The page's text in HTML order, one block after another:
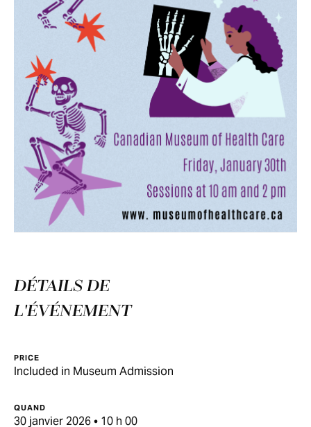
DÉTAILS DE
L'ÉVÉNEMENT
PRICE
Included in Museum Admission
QUAND
30 janvier 2026 • 10 h 00